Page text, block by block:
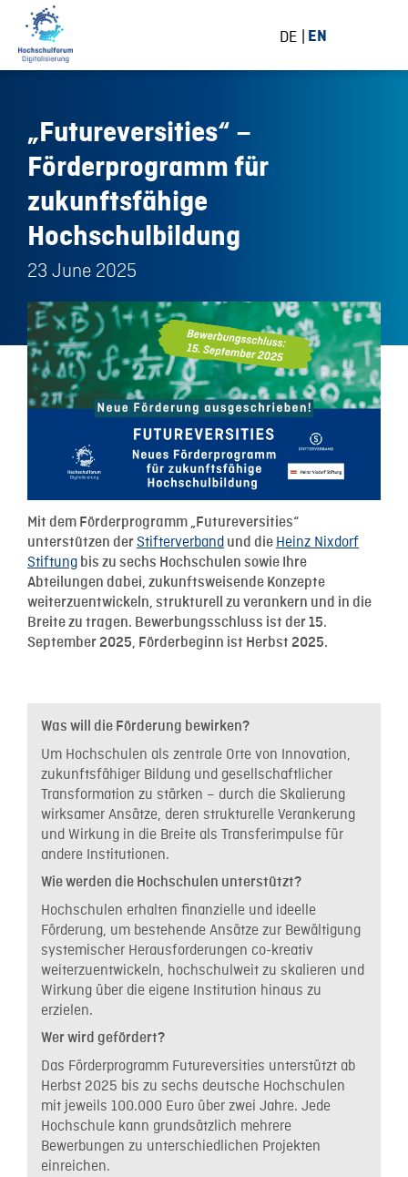
DE EN
„Futureversities“ –
Förderprogramm für
zukunftsfähige
Hochschulbildung
23 June 2025
Mit dem Förderprogramm „Futureversities“
unterstützen derStifterverband und dieHeinz Nixdorf
Stiftung bis zu sechs Hochschulen sowie Ihre
Abteilungen dabei, zukunftsweisende Konzepte
weiterzuentwickeln, strukturell zu verankern und in die
Breite zu tragen. Bewerbungsschluss ist der 15.
September 2025, Förderbeginn ist Herbst 2025.
Was will die Förderung bewirken?
Um Hochschulen als zentrale Orte von Innovation,
zukunftsfähiger Bildung und gesellschaftlicher
Transformation zu stärken – durch die Skalierung
wirksamer Ansätze, deren strukturelle Verankerung
und Wirkung in die Breite als Transferimpulse für
andere Institutionen.
Wie werden die Hochschulen unterstützt?
Hochschulen erhalten finanzielle und ideelle
Förderung, um bestehende Ansätze zur Bewältigung
systemischer Herausforderungen co-kreativ
weiterzuentwickeln, hochschulweit zu skalieren und
Wirkung über die eigene Institution hinaus zu
erzielen.
Wer wird gefördert?
Das Förderprogramm Futureversities unterstützt ab
Herbst 2025 bis zu sechs deutsche Hochschulen
mit jeweils 100.000 Euro über zwei Jahre. Jede
Hochschule kann grundsätzlich mehrere
Bewerbungen zu unterschiedlichen Projekten
einreichen.